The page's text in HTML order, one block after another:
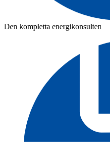
Den kompletta energikonsulten